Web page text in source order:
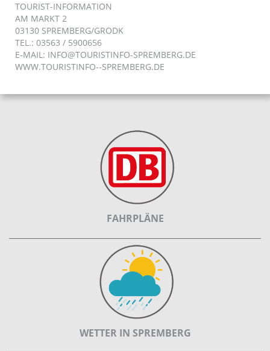
TOURIST-INFORMATION
AM MARKT 2
03130 SPREMBERG/GRODK
TEL.: 03563 / 5900656
E-MAIL: INFO@TOURISTINFO-SPREMBERG.DE
WWW.TOURISTINFO--SPREMBERG.DE
FAHRPLÄNE
WETTER IN SPREMBERG